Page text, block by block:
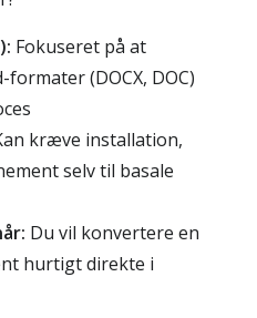
Fokuseret på at
(DOCX, DOC)
kræve installation,
selv til basale
Du vil konvertere en
hurtigt direkte i